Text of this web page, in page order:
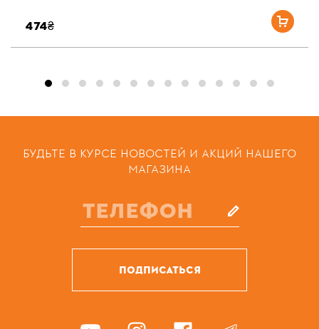
474₴
БУДЬТЕ В КУРСЕ НОВОСТЕЙ И АКЦИЙ НАШЕГО
МАГАЗИНА
ПОДПИСАТЬСЯ